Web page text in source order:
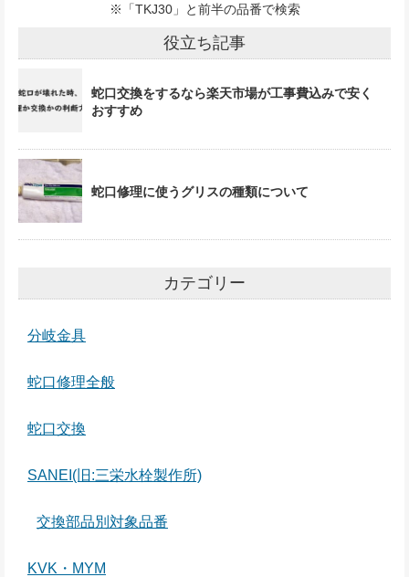
※「TKJ30」と前半の品番で検索
役立ち記事
蛇口交換をするなら楽天市場が工事費込みで安く
おすすめ
蛇口修理に使うグリスの種類について
カテゴリー
分岐金具
蛇口修理全般
蛇口交換
SANEI(旧:三栄水栓製作所)
交換部品別対象品番
KVK・MYM